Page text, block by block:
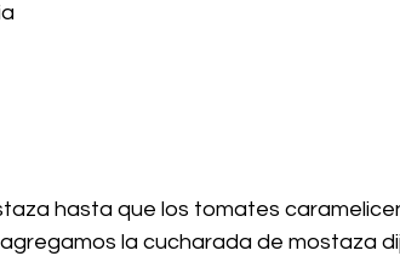
hasta que los tomates
la cucharada de mostaza